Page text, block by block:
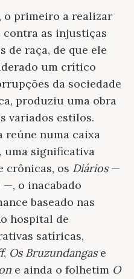
o primeiro a realizar
as injustiças
de raça, de que ele
um crítico
da sociedade
produziu uma obra
variados estilos.
reúne numa caixa
uma significativa
crônicas, os Diários —
o inacabado
baseado nas
hospital de
satíricas,
, Os Bruzundangase
e ainda o folhetim O